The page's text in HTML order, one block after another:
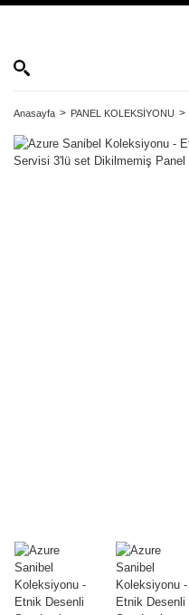
Anasayfa PANEL KOLEKSİYONU